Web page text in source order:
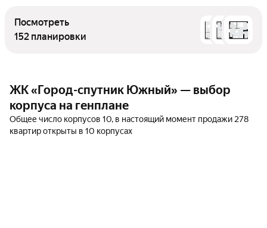
Посмотреть
152 планировки
ЖК «Город-спутник Южный» — выбор
корпуса на генплане
Общее число корпусов 10, в настоящий момент продажи 278
квартир открыты в 10 корпусах